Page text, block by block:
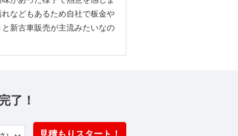
などもあるため自社で板金や
新古車販売が主流みたいなの
了！
見積もりスタート！